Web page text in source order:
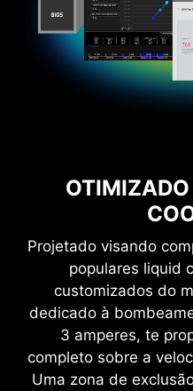
Projetado visando
populares liquid
customizados do
dedicado à
3 amperes, te
completo sobre a
Uma zona de
utilizar o
Verdadeiramente
nosso time de
planejado ao utilizar
Microsoft Windows
* Certifique-se de
sobressalentes ao